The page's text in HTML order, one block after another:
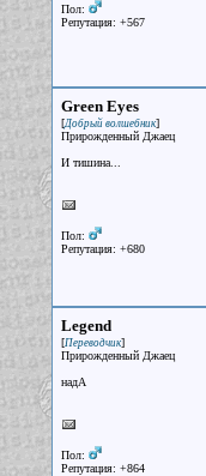
Пол:
Репутация: +567
Green Eyes
[Добрый волшебник]
Прирожденный Джаец
И тишина...
Пол:
Репутация: +680
Legend
[Переводчик]
Прирожденный Джаец
надА
Пол:
Репутация: +864